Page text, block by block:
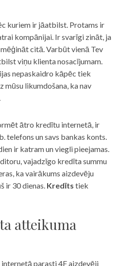
kuriem ir jāatbilst. Protams ir
kompānijai. Ir svarīgi zināt, ja
citā. Varbūt vienā Tev
viņu klienta nosacījumam.
nepaskaidro kāpēc tiek
likumdošana, ka nav
ātro kredītu internetā, ir
telefons un savs bankas konts.
ir katram un viegli pieejamas.
vajadzīgo kredīta summu
ka vairākums aizdevēju
ir 30 dienas. Kredīts tiek
atteikuma
parasti 4F aizdevēji